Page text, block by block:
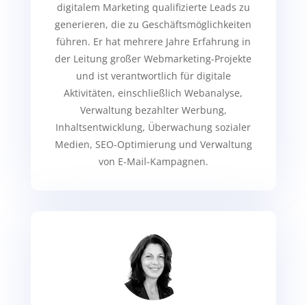
digitalem Marketing qualifizierte Leads zu
generieren, die zu Geschäftsmöglichkeiten
führen. Er hat mehrere Jahre Erfahrung in
der Leitung großer Webmarketing-Projekte
und ist verantwortlich für digitale
Aktivitäten, einschließlich Webanalyse,
Verwaltung bezahlter Werbung,
Inhaltsentwicklung, Überwachung sozialer
Medien, SEO-Optimierung und Verwaltung
von E-Mail-Kampagnen.